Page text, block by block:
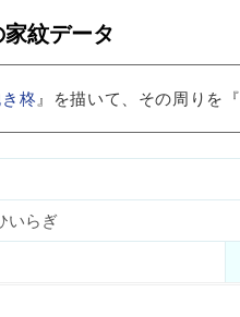
家紋データ
柊』を描いて、その周りを『
いらぎ